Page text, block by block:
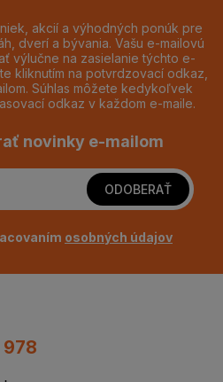
akcií a výhodných ponúk pre
dverí a bývania. Vašu e-mailovú
výlučne na zasielanie týchto e-
kliknutím na potvrdzovací odkaz,
Súhlas môžete kedykoľvek
odkaz v každom e-maile.
novinky e-mailom
ODOBERAŤ
osobných údajov